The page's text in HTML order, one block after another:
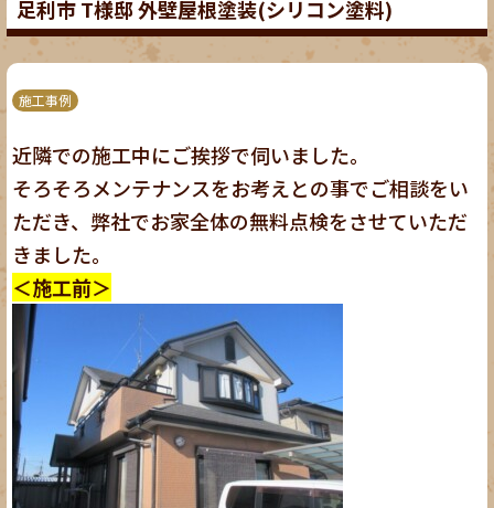
足利市 T様邸 外壁屋根塗装(シリコン塗料)
施工事例
近隣での施工中にご挨拶で伺いました。
そろそろメンテナンスをお考えとの事でご相談をい
ただき、弊社でお家全体の無料点検をさせていただ
きました。
＜施工前＞